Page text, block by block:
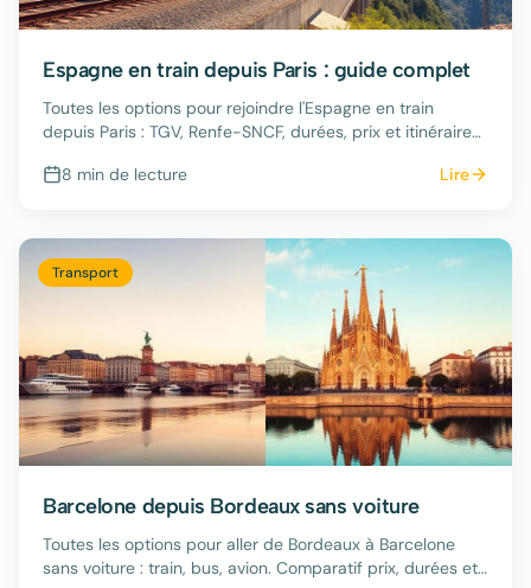
Espagne en train depuis Paris : guide complet
Toutes les options pour rejoindre l'Espagne en train
depuis Paris : TGV, Renfe-SNCF, durées, prix et itinéraires
8 min de lecture Lire
Transport
Barcelone depuis Bordeaux sans voiture
Toutes les options pour aller de Bordeaux à Barcelone
sans voiture : train, bus, avion. Comparatif prix, durées et